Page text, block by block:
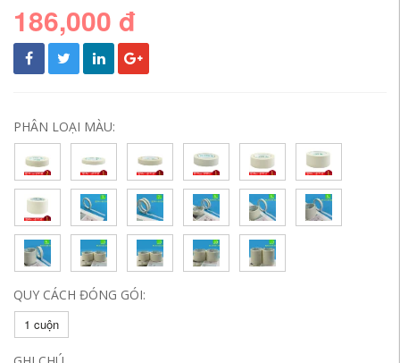
186,000 đ
PHÂN LOẠI MÀU:
QUY CÁCH ĐÓNG GÓI:
1 cuộn